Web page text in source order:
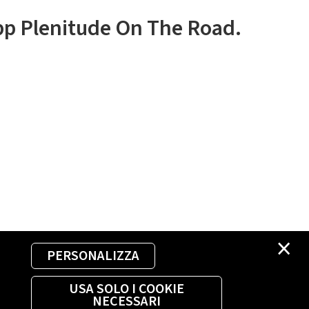
×
PERSONALIZZA
USA SOLO I COOKIE
NECESSARI
Plenitude On The Road.